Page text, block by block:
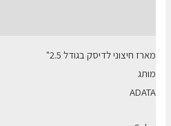
מארז חיצוני לדיסק בגודל 2.5"
מותג
ADATA